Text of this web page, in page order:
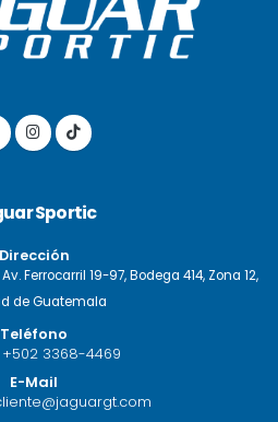
Sportic
Dirección
Ferrocarril 19-97, Bodega 414, Zona 12,
de Guatemala
Teléfono
+502 3368-4469
E-Mail